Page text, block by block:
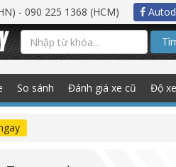
- 090 225 1368 (HCM)
So sánh Đánh giá xe cũ Độ xe